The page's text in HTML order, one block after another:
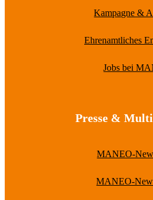
Kampagne &
Ehrenamtliches
Jobs bei
Presse &
MANEO-
MANEO-